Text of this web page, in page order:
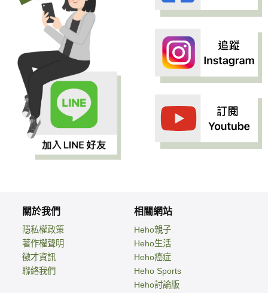
關於我們
隱私權政策
著作權聲明
徵才資訊
聯絡我們
相關網站
Heho親子
Heho生活
Heho癌症
Heho Sports
Heho討論版